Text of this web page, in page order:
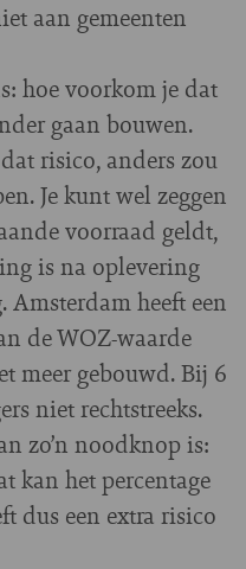
aan gemeenten
hoe voorkom je dat
gaan bouwen.
risico, anders zou
Je kunt wel zeggen
voorraad geldt,
is na oplevering
Amsterdam heeft een
de WOZ-waarde
meer gebouwd. Bij 6
niet rechtstreeks.
zo’n noodknop is:
kan het percentage
dus een extra risico